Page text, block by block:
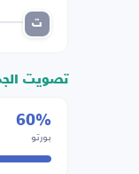
ت
تصويت
60%
بورتو